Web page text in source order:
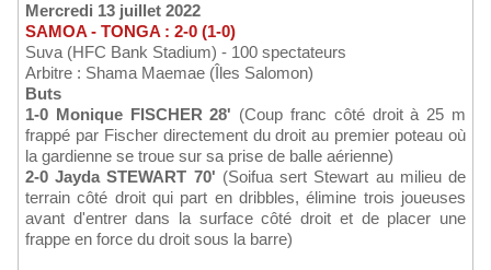
Mercredi 13 juillet 2022
SAMOA - TONGA : 2-0 (1-0)
Suva (HFC Bank Stadium) - 100 spectateurs
Arbitre : Shama Maemae (Îles Salomon)
Buts
1-0 Monique FISCHER 28' (Coup franc côté droit à 25 m
frappé par Fischer directement du droit au premier poteau où
la gardienne se troue sur sa prise de balle aérienne)
2-0 Jayda STEWART 70' (Soifua sert Stewart au milieu de
terrain côté droit qui part en dribbles, élimine trois joueuses
avant d'entrer dans la surface côté droit et de placer une
frappe en force du droit sous la barre)